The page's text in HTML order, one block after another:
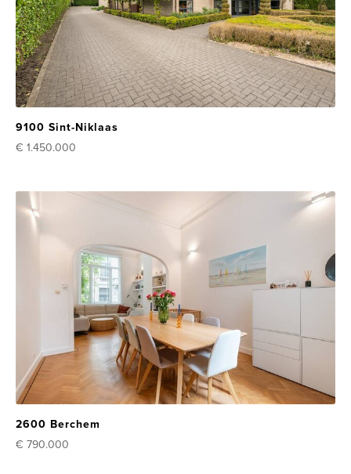
9100 Sint-Niklaas
€ 1.450.000
2600 Berchem
€ 790.000